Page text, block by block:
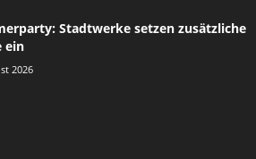
Stadtwerke setzen zusätzliche
ein
2026